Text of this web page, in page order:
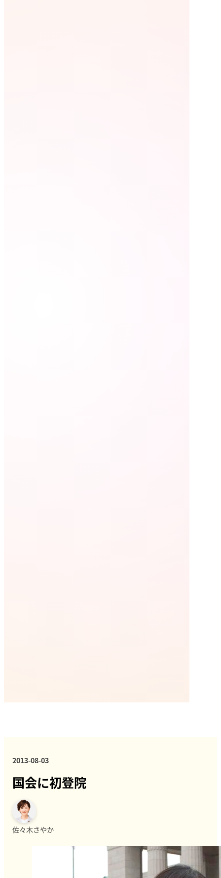
2013-08-03
国会に初登院
佐々木さやか